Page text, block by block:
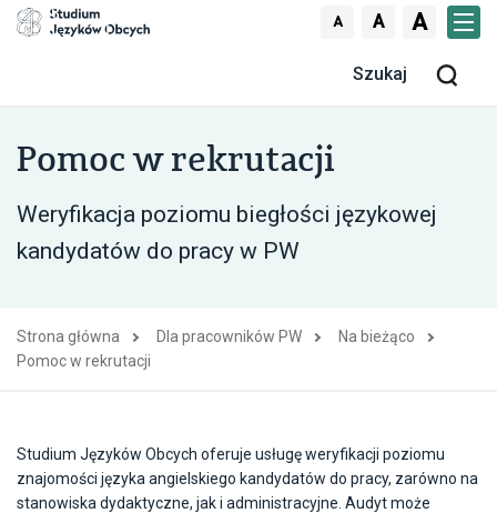
Skocz do treści
A A A
Pomoc w rekrutacji
Weryfikacja poziomu biegłości językowej
kandydatów do pracy w PW
Strona główna Dla pracowników PW
Na bieżąco
Pomoc w rekrutacji
Studium Języków Obcych oferuje usługę weryfikacji poziomu
znajomości języka angielskiego kandydatów do pracy, zarówno na
stanowiska dydaktyczne, jak i administracyjne. Audyt może